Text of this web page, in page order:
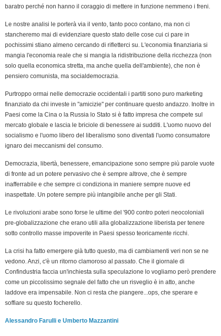
baratro perché non hanno il coraggio di mettere in funzione nemmeno i freni.
Le nostre analisi le porterà via il vento, tanto poco contano, ma non ci
stancheremo mai di evidenziare questo stato delle cose cui ci pare in
pochissimi stiano almeno cercando di rifletterci su. L'economia finanziaria si
mangia l'economia reale che si mangia la ridistribuzione della ricchezza (non
solo quella economica stretta, ma anche quella dell'ambiente), che non è
pensiero comunista, ma socialdemocrazia.
Purtroppo ormai nelle democrazie occidentali i partiti sono puro marketing
finanziato da chi investe in "amicizie" per continuare questo andazzo. Inoltre in
Paesi come la Cina o la Russia lo Stato si è fatto impresa che compete sul
mercato globale e lascia le briciole di benessere ai sudditi. L'uomo nuovo del
socialismo e l'uomo libero del liberalismo sono diventati l'uomo consumatore
ignaro dei meccanismi del consumo.
Democrazia, libertà, benessere, emancipazione sono sempre più parole vuote
di fronte ad un potere pervasivo che è sempre altrove, che è sempre
inafferrabile e che sempre ci condiziona in maniere sempre nuove ed
inaspettate. Un potere sempre più intangibile anche per gli Stati.
Le rivoluzioni arabe sono forse le ultime del '900 contro poteri neocoloniali
pre-globalizzazione che erano utili alla globalizzazione liberista per tenere
sotto controllo masse impoverite in Paesi spesso teoricamente ricchi.
La crisi ha fatto emergere già tutto questo, ma di cambiamenti veri non se ne
vedono. Anzi, c'è un ritorno clamoroso al passato. Che il giornale di
Confindustria faccia un'inchiesta sulla speculazione lo vogliamo però prendere
come un piccolissimo segnale del fatto che un risveglio è in atto, anche
laddove era impensabile. Non ci resta che piangere...ops, che sperare e
soffiare su questo focherello.
Alessandro Farulli e Umberto Mazzantini